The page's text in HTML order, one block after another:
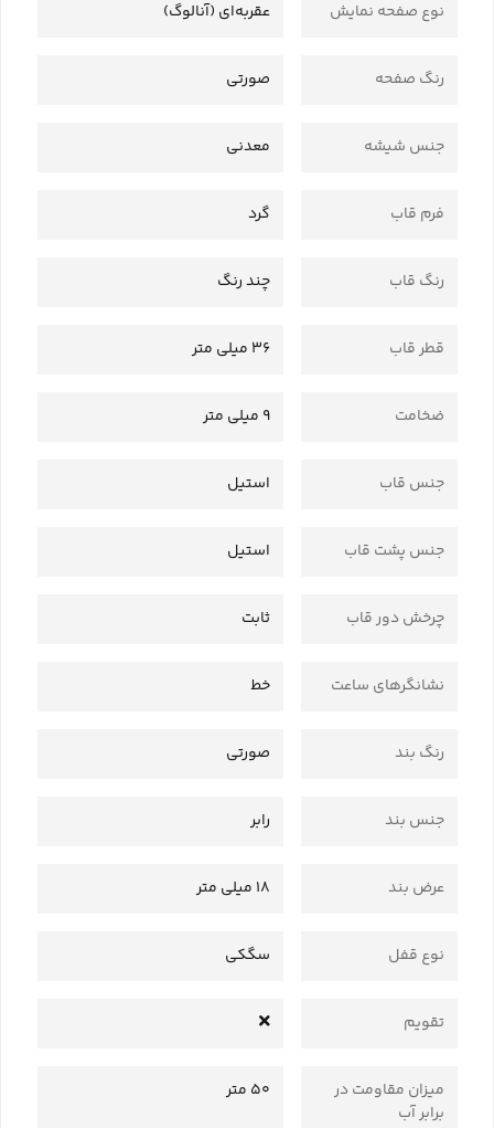
نوع صفحه نمایش عقربه‌ای (آنالوگ)
رنگ صفحه صورتی
جنس شیشه معدنی
فرم قاب گرد
رنگ قاب چند رنگ
قطر قاب 36 میلی متر
ضخامت 9 میلی متر
جنس قاب استیل
جنس پشت قاب استیل
چرخش دور قاب ثابت
نشانگرهای ساعت خط
رنگ بند صورتی
جنس بند رابر
عرض بند 18 میلی متر
نوع قفل سگکی
تقویم
میزان مقاومت در
برابر آب
50 متر